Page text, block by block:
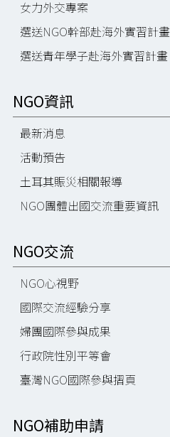
女力外交專案
選送NGO幹部赴海外實習計畫
選送青年學子赴海外實習計畫
NGO資訊
最新消息
活動預告
土耳其賑災相關報導
NGO團體出國交流重要資訊
NGO交流
NGO心視野
國際交流經驗分享
婦團國際參與成果
行政院性別平等會
臺灣NGO國際參與摺頁
NGO補助申請